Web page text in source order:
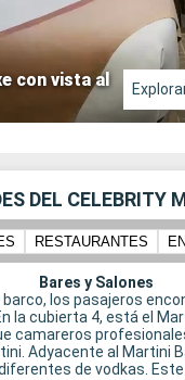
con vista al
DEL CELEBRITY
RESTAURANTES
Bares y Salones
los pasajeros
la cubierta 4, está el
camareros
Adyacente al Martini
de vodkas.